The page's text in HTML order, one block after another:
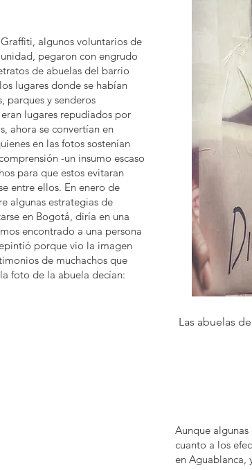
algunos voluntarios de
pegaron con engrudo
de abuelas del barrio
lugares donde se habían
parques y senderos
lugares repudiados por
ahora se convertían en
en las fotos sostenían
-un insumo escaso
para que estos evitaran
entre ellos. En enero de
algunas estrategias de
en Bogotá, diría en una
encontrado a una persona
porque vio la imagen
de muchachos que
foto de la abuela decían:
Las abuelas
Aunque
cuanto a los
en Aguablanca,